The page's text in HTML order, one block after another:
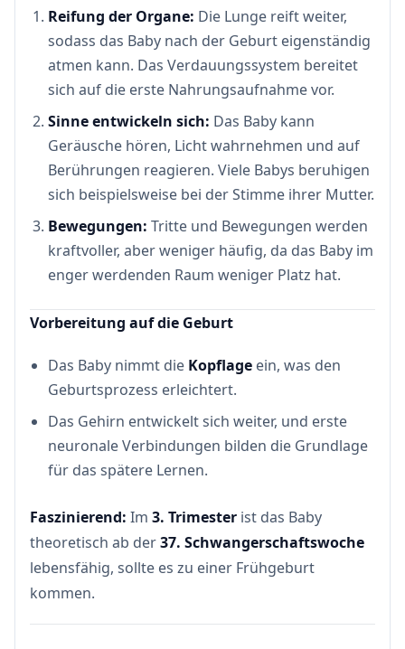
Reifung der Organe: Die Lunge reift weiter,
sodass das Baby nach der Geburt eigenständig
atmen kann. Das Verdauungssystem bereitet
sich auf die erste Nahrungsaufnahme vor.
Sinne entwickeln sich: Das Baby kann
Geräusche hören, Licht wahrnehmen und auf
Berührungen reagieren. Viele Babys beruhigen
sich beispielsweise bei der Stimme ihrer Mutter.
Bewegungen: Tritte und Bewegungen werden
kraftvoller, aber weniger häufig, da das Baby im
enger werdenden Raum weniger Platz hat.
Vorbereitung auf die Geburt
Das Baby nimmt die Kopflage ein, was den
Geburtsprozess erleichtert.
Das Gehirn entwickelt sich weiter, und erste
neuronale Verbindungen bilden die Grundlage
für das spätere Lernen.
Faszinierend: Im 3. Trimester ist das Baby
theoretisch ab der37. Schwangerschaftswoche
lebensfähig, sollte es zu einer Frühgeburt
kommen.